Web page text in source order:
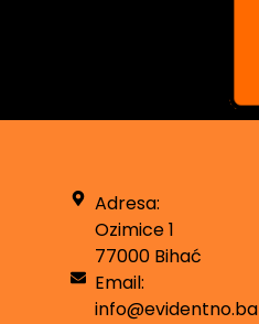
Adresa:
Ozimice 1
77000 Bihać
Email:
info@evidentno.ba